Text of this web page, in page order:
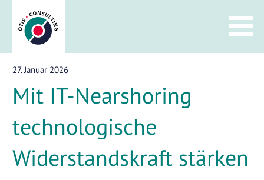
Inhalt
springen
27. Januar 2026
Mit IT-Nearshoring
technologische
Widerstandskraft stärken